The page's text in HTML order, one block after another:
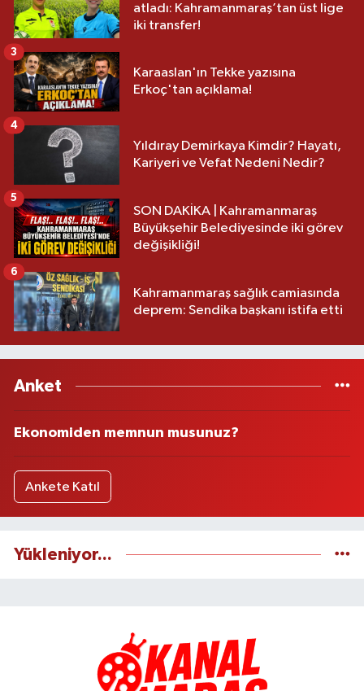
atladı: Kahramanmaraş’tan üst lige
iki transfer!
Karaaslan'ın Tekke yazısına
Erkoç'tan açıklama!
3
Yıldıray Demirkaya Kimdir? Hayatı,
Kariyeri ve Vefat Nedeni Nedir?
4
SON DAKİKA | Kahramanmaraş
Büyükşehir Belediyesinde iki görev
değişikliği!
5
Kahramanmaraş sağlık camiasında
deprem: Sendika başkanı istifa etti
6
Anket
Ekonomiden memnun musunuz?
Ankete Katıl
Yükleniyor...